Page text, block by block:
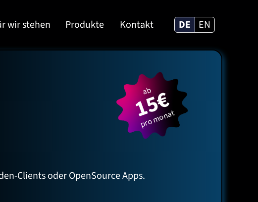
wir stehen Produkte Kontakt DE EN
Clients oder OpenSource Apps.
ab
15€
pro monat